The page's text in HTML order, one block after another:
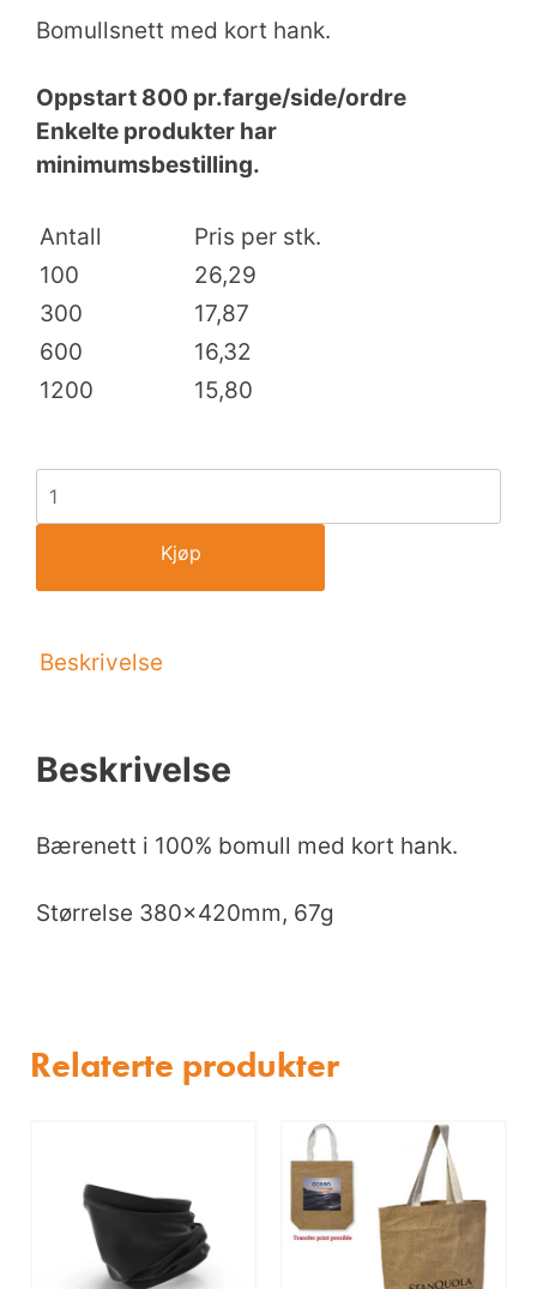
Bomullsnett med kort hank.
Oppstart 800 pr.farge/side/ordre
Enkelte produkter har
minimumsbestilling.
Antall
Pris per stk.
100
26,29
300
17,87
600
16,32
1200
15,80
Kjøp
Beskrivelse
Beskrivelse
Bærenett i 100% bomull med kort hank.
Størrelse 380x420mm, 67g
Relaterte produkter